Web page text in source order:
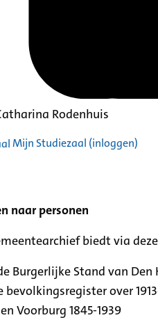
Rodenhuis
Mijn Studiezaal (inloggen)
naar personen
biedt via
Burgerlijke Stand van
bevolkingsregister over
Voorburg 1845-1939